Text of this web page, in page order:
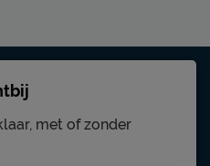
met of zonder